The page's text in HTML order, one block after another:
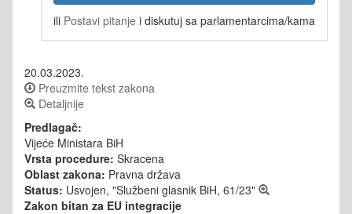
ili Postavi pitanje i diskutuj sa parlamentarcima/kama
20.03.2023.
Preuzmite tekst zakona
Detaljnije
Predlagač:
Vijeće Ministara BiH
Vrsta procedure: Skracena
Oblast zakona: Pravna država
Status: Usvojen, "Službeni glasnik BiH, 61/23"
Zakon bitan za EU integracije